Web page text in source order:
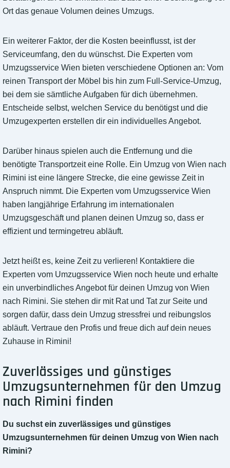
Ort das genaue Volumen deines Umzugs.
Ein weiterer Faktor, der die Kosten beeinflusst, ist der
Serviceumfang, den du wünschst. Die Experten vom
Umzugsservice Wien bieten verschiedene Optionen an: Vom
reinen Transport der Möbel bis hin zum Full-Service-Umzug,
bei dem sie sämtliche Aufgaben für dich übernehmen.
Entscheide selbst, welchen Service du benötigst und die
Umzugexperten erstellen dir ein individuelles Angebot.
Darüber hinaus spielen auch die Entfernung und die
benötigte Transportzeit eine Rolle. Ein Umzug von Wien nach
Rimini ist eine längere Strecke, die eine gewisse Zeit in
Anspruch nimmt. Die Experten vom Umzugsservice Wien
haben langjährige Erfahrung im internationalen
Umzugsgeschäft und planen deinen Umzug so, dass er
effizient und termingetreu abläuft.
Jetzt heißt es, keine Zeit zu verlieren! Kontaktiere die
Experten vom Umzugsservice Wien noch heute und erhalte
ein unverbindliches Angebot für deinen Umzug von Wien
nach Rimini. Sie stehen dir mit Rat und Tat zur Seite und
sorgen dafür, dass dein Umzug stressfrei und reibungslos
abläuft. Vertraue den Profis und freue dich auf dein neues
Zuhause in Rimini!
Zuverlässiges und günstiges
Umzugsunternehmen für den Umzug
nach Rimini finden
Du suchst ein zuverlässiges und günstiges
Umzugsunternehmen für deinen Umzug von Wien nach
Rimini?